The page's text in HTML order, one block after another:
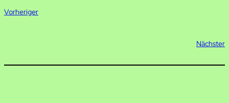
Vorheriger
Nächster